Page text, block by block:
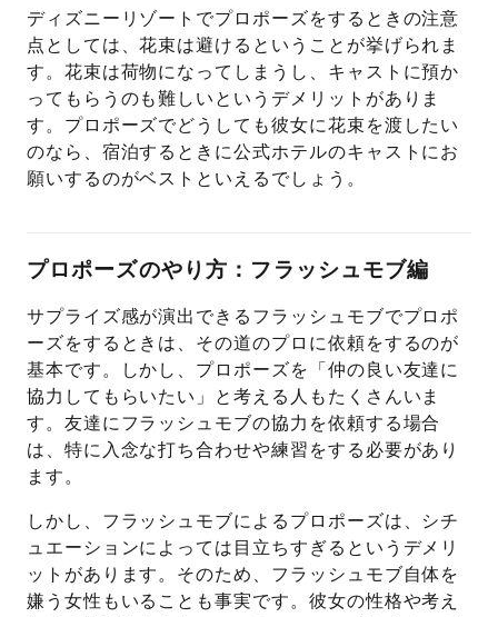
ディズニーリゾートでプロポーズをするときの注意
点としては、花束は避けるということが挙げられま
す。花束は荷物になってしまうし、キャストに預か
ってもらうのも難しいというデメリットがありま
す。プロポーズでどうしても彼女に花束を渡したい
のなら、宿泊するときに公式ホテルのキャストにお
願いするのがベストといえるでしょう。
プロポーズのやり方：フラッシュモブ編
サプライズ感が演出できるフラッシュモブでプロポ
ーズをするときは、その道のプロに依頼をするのが
基本です。しかし、プロポーズを「仲の良い友達に
協力してもらいたい」と考える人もたくさんいま
す。友達にフラッシュモブの協力を依頼する場合
は、特に入念な打ち合わせや練習をする必要があり
ます。
しかし、フラッシュモブによるプロポーズは、シチ
ュエーションによっては目立ちすぎるというデメリ
ットがあります。そのため、フラッシュモブ自体を
嫌う女性もいることも事実です。彼女の性格や考え